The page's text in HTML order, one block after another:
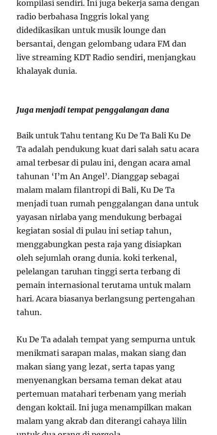
kompilasi sendiri. Ini juga bekerja sama dengan
radio berbahasa Inggris lokal yang
didedikasikan untuk musik lounge dan
bersantai, dengan gelombang udara FM dan
live streaming KDT Radio sendiri, menjangkau
khalayak dunia.
Juga menjadi tempat penggalangan dana
Baik untuk Tahu tentang Ku De Ta Bali Ku De
Ta adalah pendukung kuat dari salah satu acara
amal terbesar di pulau ini, dengan acara amal
tahunan ‘I’m An Angel’. Dianggap sebagai
malam malam filantropi di Bali, Ku De Ta
menjadi tuan rumah penggalangan dana untuk
yayasan nirlaba yang mendukung berbagai
kegiatan sosial di pulau ini setiap tahun,
menggabungkan pesta raja yang disiapkan
oleh sejumlah orang dunia. koki terkenal,
pelelangan taruhan tinggi serta terbang di
pemain internasional terutama untuk malam
hari. Acara biasanya berlangsung pertengahan
tahun.
Ku De Ta adalah tempat yang sempurna untuk
menikmati sarapan malas, makan siang dan
makan siang yang lezat, serta tapas yang
menyenangkan bersama teman dekat atau
pertemuan matahari terbenam yang meriah
dengan koktail. Ini juga menampilkan makan
malam yang akrab dan diterangi cahaya lilin